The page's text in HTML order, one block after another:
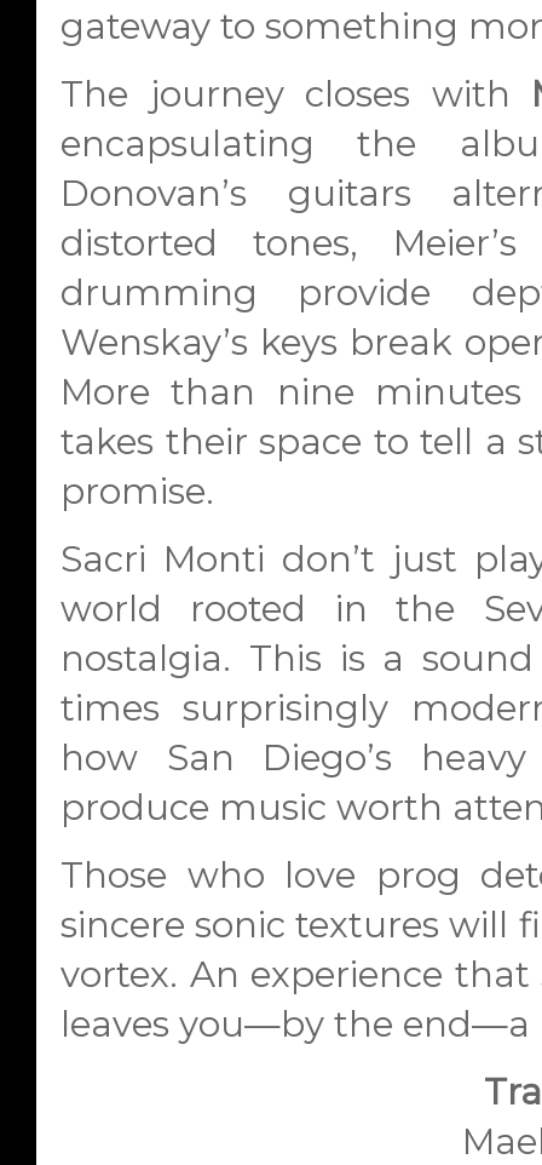
gateway to something
The journey closes with
encapsulating the
Donovan’s guitars
distorted tones,
drumming provide
Wenskay’s keys break
More than nine
takes their space to tell a
promise.
Sacri Monti don’t just
world rooted in the
nostalgia. This is a
times surprisingly
how San Diego’s
produce music worth
Those who love prog
sincere sonic textures will
vortex. An experience
leaves you—by the end—a